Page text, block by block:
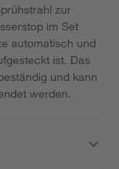
zur
im Set
automatisch und
ist. Das
und kann
werden.